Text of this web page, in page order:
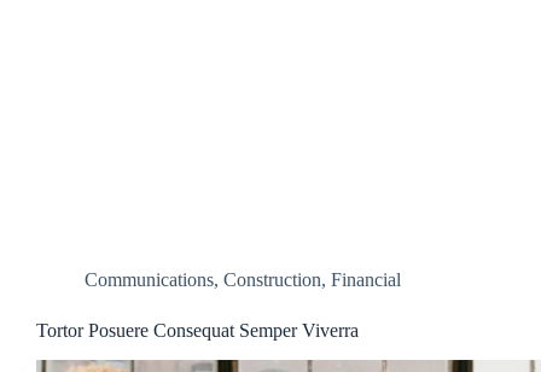
Communications, Construction, Financial
Tortor Posuere Consequat Semper Viverra